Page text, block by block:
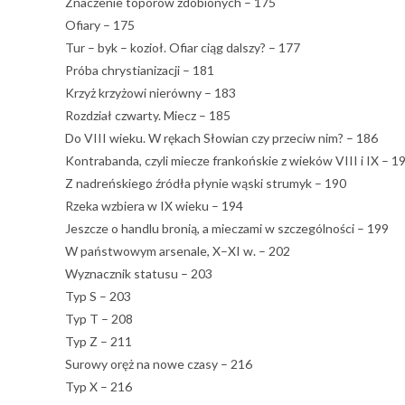
Ofiary – 175
Tur – byk – kozioł. Ofiar ciąg dalszy? – 177
Próba chrystianizacji – 181
Krzyż krzyżowi nierówny – 183
Rozdział czwarty. Miecz – 185
Do VIII wieku. W rękach Słowian czy przeciw nim? – 186
Kontrabanda, czyli miecze frankońskie z wieków VIII i IX –
Z nadreńskiego źródła płynie wąski strumyk – 190
Rzeka wzbiera w IX wieku – 194
Jeszcze o handlu bronią, a mieczami w szczególności – 199
W państwowym arsenale, X–XI w. – 202
Wyznacznik statusu – 203
Typ S – 203
Typ T – 208
Typ Z – 211
Surowy oręż na nowe czasy – 216
Typ X – 216